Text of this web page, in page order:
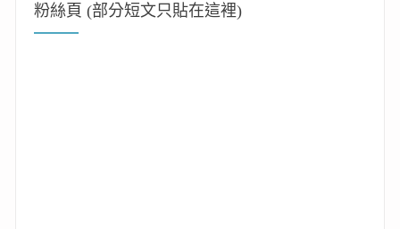
粉絲頁 (部分短文只貼在這裡)